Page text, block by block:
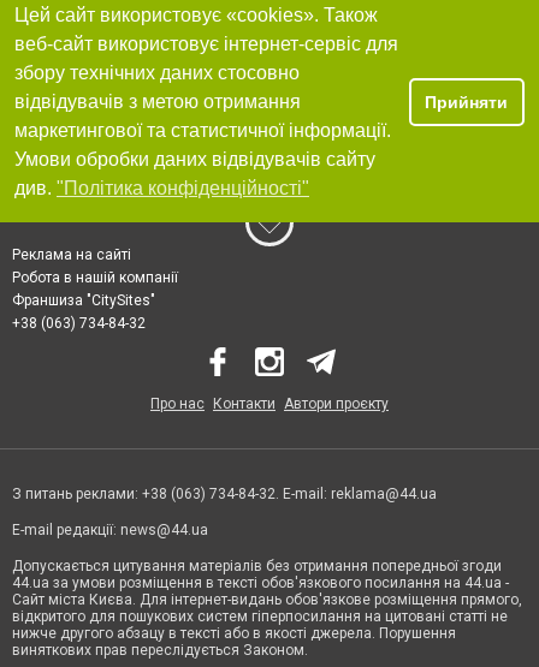
Цей сайт використовує «cookies». Також
веб-сайт використовує інтернет-сервіс для
збору технічних даних стосовно
відвідувачів з метою отримання
маркетингової та статистичної інформації.
Умови обробки даних відвідувачів сайту
див. "Політика конфіденційності"
Прийняти
Реклама на сайті
Робота в нашій компанії
Франшиза "CitySites"
+38 (063) 734-84-32
Про нас Контакти Автори проєкту
З питань реклами: +38 (063) 734-84-32. E-mail: reklama@44.ua
E-mail редакції: news@44.ua
Допускається цитування матеріалів без отримання попередньої згоди
44.ua за умови розміщення в тексті обов'язкового посилання на 44.ua -
Сайт міста Києва. Для інтернет-видань обов'язкове розміщення прямого,
відкритого для пошукових систем гіперпосилання на цитовані статті не
нижче другого абзацу в тексті або в якості джерела. Порушення
виняткових прав переслідується Законом.